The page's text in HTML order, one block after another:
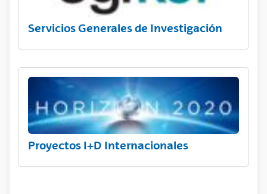
Servicios Generales de Investigación
Proyectos I+D Internacionales